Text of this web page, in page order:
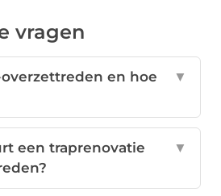
vragen
en hoe
▼
een traprenovatie
▼